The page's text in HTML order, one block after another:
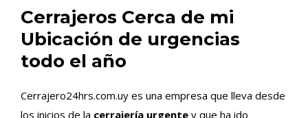
Cerrajeros Cerca de mi
Ubicación de urgencias
todo el año
Cerrajero24hrs.com.uy es una empresa que lleva desde
los inicios de la cerrajería urgente y que ha ido